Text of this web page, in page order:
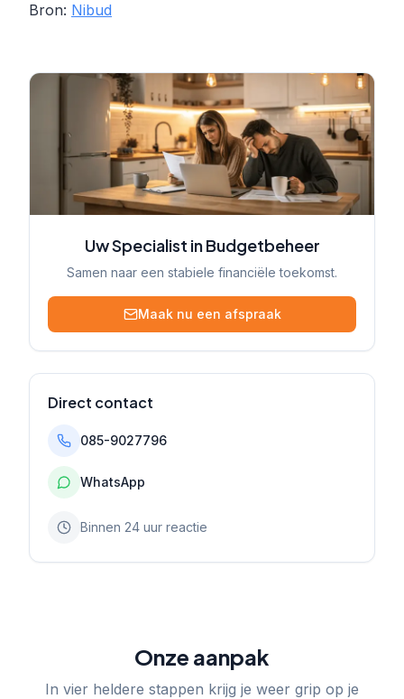
Bron: Nibud
Uw Specialist in Budgetbeheer
Samen naar een stabiele financiële toekomst.
Maak nu een afspraak
Direct contact
085-9027796
WhatsApp
Binnen 24 uur reactie
Onze aanpak
In vier heldere stappen krijg je weer grip op je